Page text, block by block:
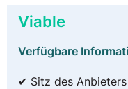
Viable
Verfügbare
✔ Sitz des